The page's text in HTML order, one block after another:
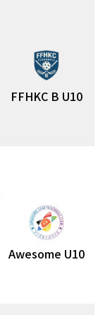
FFHKC B U10
Awesome U10